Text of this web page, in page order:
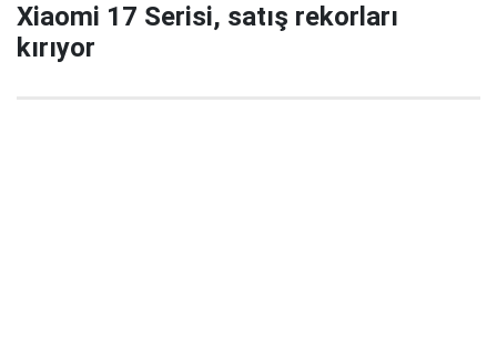
Xiaomi 17 Serisi, satış rekorları
kırıyor